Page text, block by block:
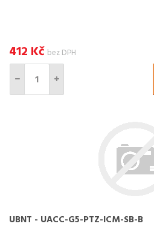
412 Kč bez DPH
UBNT - UACC-G5-PTZ-ICM-SB-B